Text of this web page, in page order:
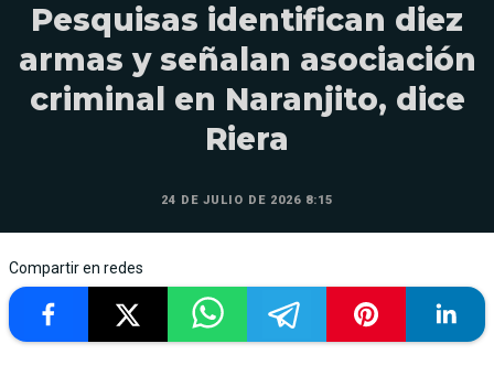
Pesquisas identifican diez
armas y señalan asociación
criminal en Naranjito, dice
Riera
24 DE JULIO DE 2026 8:15
Compartir en redes